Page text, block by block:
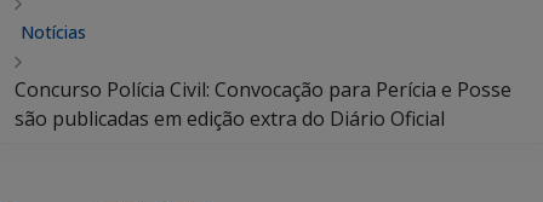
Notícias
Concurso Polícia Civil: Convocação para Perícia e Posse
são publicadas em edição extra do Diário Oficial